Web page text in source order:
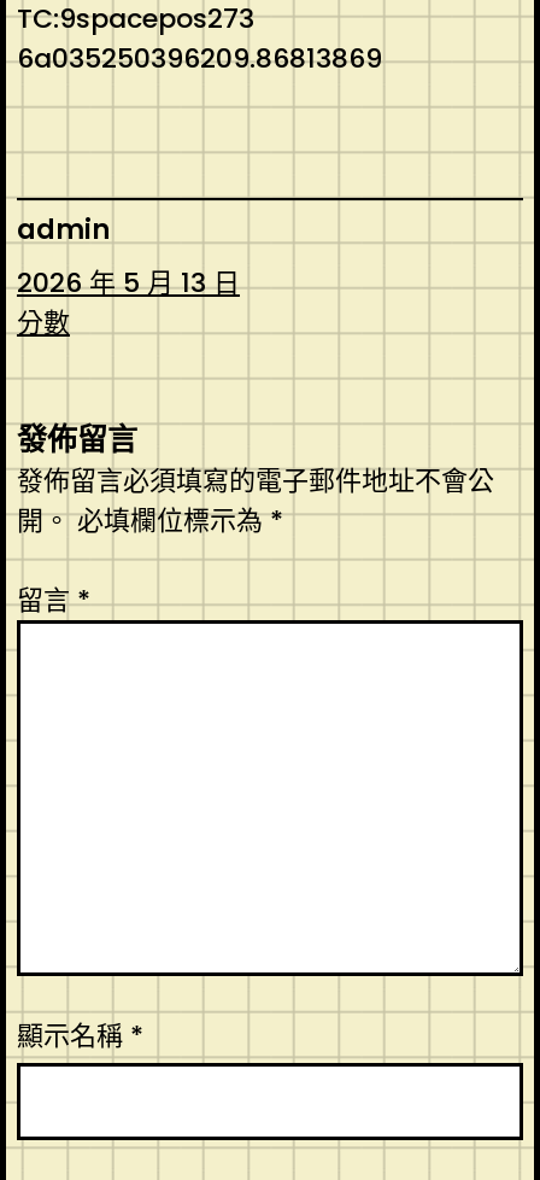
TC:9spacepos273
6a035250396209.86813869
admin
2026 年 5 月 13 日
分數
發佈留言
發佈留言必須填寫的電子郵件地址不會公
開。必填欄位標示為*
留言*
顯示名稱 *